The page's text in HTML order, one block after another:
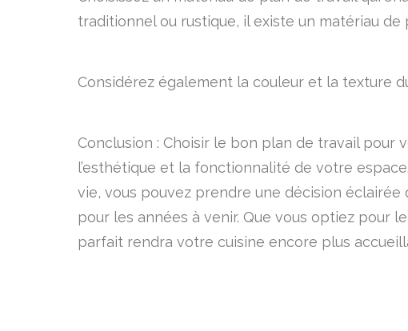
traditionnel ou rustique, il existe un matériau
Considérez également la couleur et la texture
Conclusion : Choisir le bon plan de travail
l’esthétique et la fonctionnalité de votre
vie, vous pouvez prendre une décision
pour les années à venir. Que vous optiez pour
parfait rendra votre cuisine encore plus